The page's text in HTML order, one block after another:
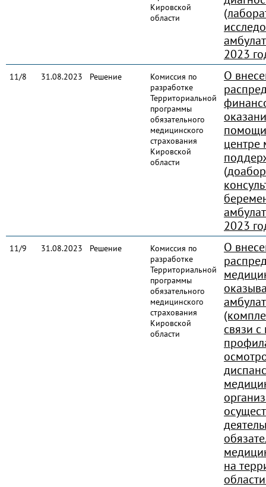
Кировской
области
2023
11/8 31.08.2023 Решение
Комиссия по
разработке
Территориальной
программы
обязательного
медицинского
страхования
Кировской
области
О
помощи
центре
2023
11/9 31.08.2023 Решение
Комиссия по
разработке
Территориальной
программы
обязательного
медицинского
страхования
Кировской
области
О
связи
на